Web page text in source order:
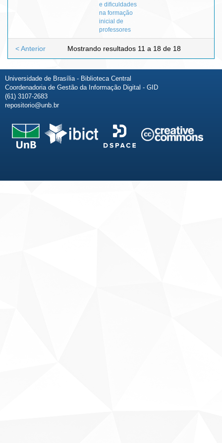
e dificuldades
na formação
inicial de
professores
Mostrando resultados 11 a 18 de 18
< Anterior
Universidade de Brasília - Biblioteca Central
Coordenadoria de Gestão da Informação Digital - GID
(61) 3107-2683
repositorio@unb.br